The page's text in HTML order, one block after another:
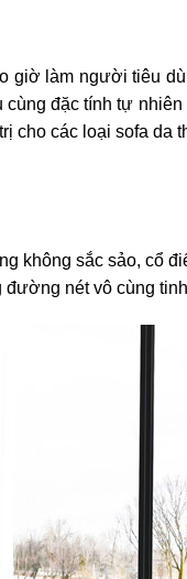
giờ làm người tiêu
đặc tính tự nhiên
cho các loại sofa da
không sắc sảo, cổ
nét vô cùng